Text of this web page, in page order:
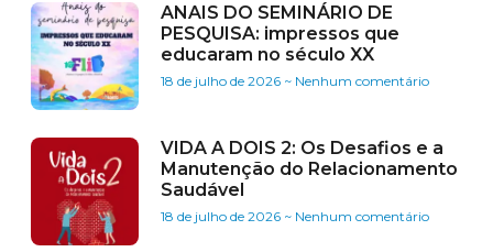
ANAIS DO SEMINÁRIO DE
PESQUISA: impressos que
educaram no século XX
18 de julho de 2026 Nenhum comentário
VIDA A DOIS 2: Os Desafios e a
Manutenção do Relacionamento
Saudável
18 de julho de 2026 Nenhum comentário